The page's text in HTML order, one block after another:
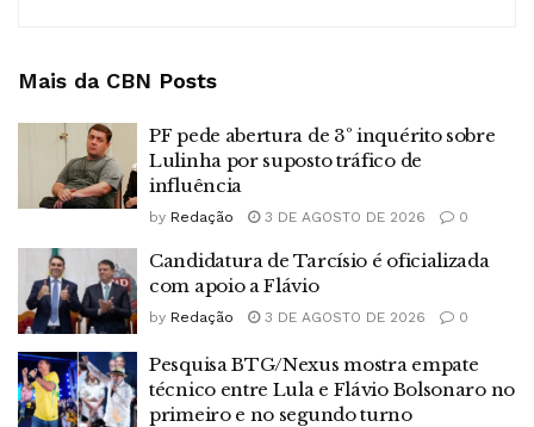
Mais da CBN Posts
PF pede abertura de 3º inquérito sobre
Lulinha por suposto tráfico de
influência
by Redação 3 DE AGOSTO DE 2026 0
Candidatura de Tarcísio é oficializada
com apoio a Flávio
by Redação 3 DE AGOSTO DE 2026 0
Pesquisa BTG/Nexus mostra empate
técnico entre Lula e Flávio Bolsonaro no
primeiro e no segundo turno